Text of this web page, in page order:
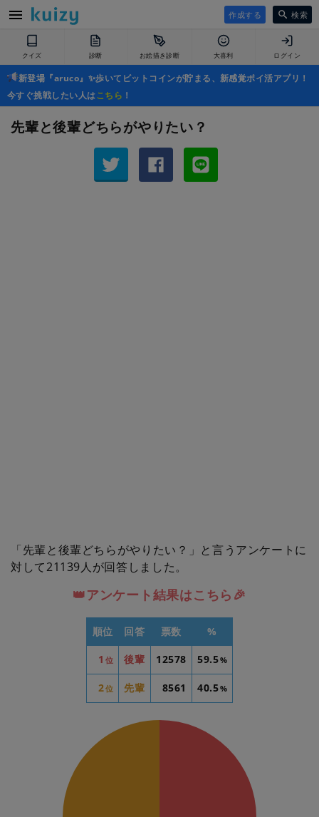
作成する 検索
クイズ 診断 お絵描き診断 大喜利 ログイン
新登場『aruco』✨歩いてビットコインが貯まる、新感覚ポイ活アプリ！
今すぐ挑戦したい人はこちら ！
先輩と後輩どちらがやりたい？
「先輩と後輩どちらがやりたい？」と言うアンケートに
対して21139人が回答しました。
👑アンケート結果はこちら🎉
順位 回答 票数 %
1 位 後輩 12578 59.5%
2位 先輩 8561 40.5%